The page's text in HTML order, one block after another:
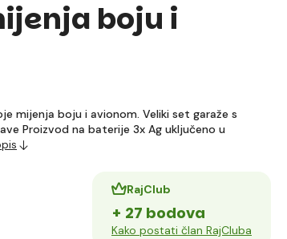
boju i
mijenja boju i avionom. Veliki set garaže s
Proizvod na baterije 3x Ag uključeno u
RajClub
+ 27 bodova
Kako postati član RajCluba